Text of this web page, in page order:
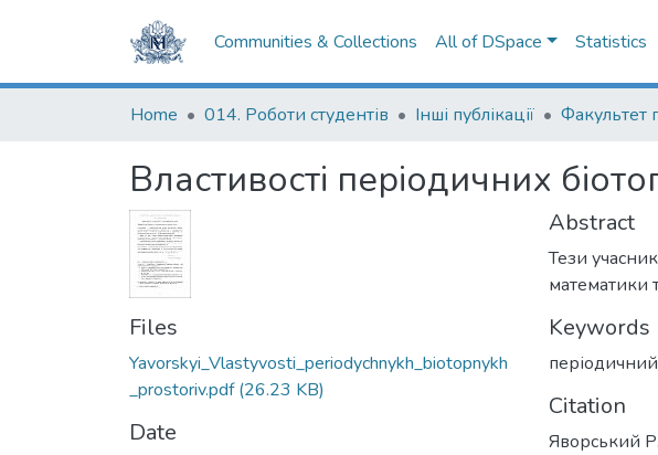
Communities & Collections All of DSpace Statistics
Home 014. Роботи студентів Інші публікації
Властивості періодичних
Files
Yavorskyi_Vlastyvosti_periodychnykh_biotopnykh
_prostoriv.pdf(26.23 KB)
Date
Abstract
Тези
математики
Keywords
Citation
Яворський